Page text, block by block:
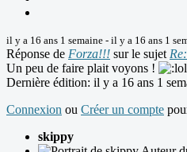
il y a 16 ans 1 semaine - il y a 16 ans 1
Réponse de Forza!!! sur le sujet
Un peu de faire plait voyons !
Dernière édition: il y a 16 ans 1
Connexion ou Créer un compte
skippy